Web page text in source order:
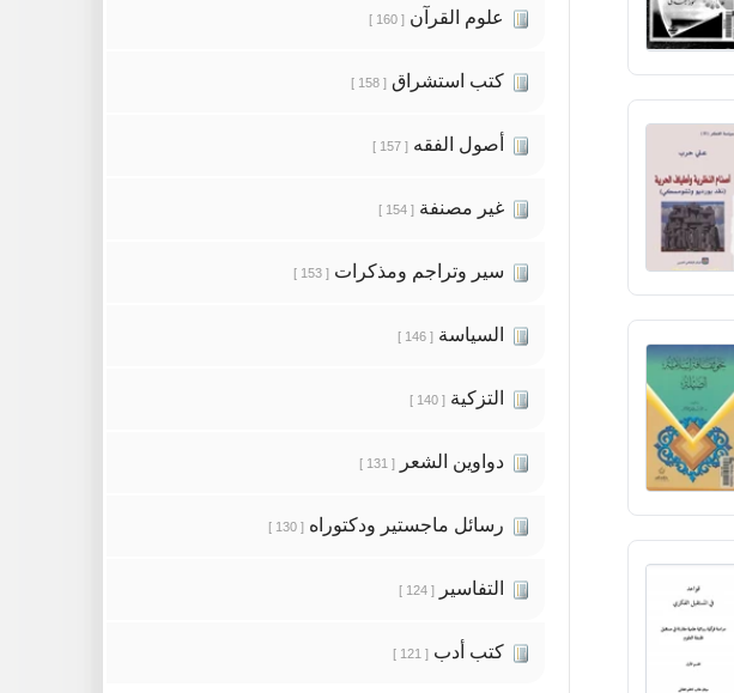
علوم القرآن [ 160 ]
كتب استشراق [ 158 ]
أصول الفقه [ 157 ]
غير مصنفة [ 154 ]
سير وتراجم ومذكرات [ 153 ]
السياسة [ 146 ]
التزكية [ 140 ]
دواوين الشعر [ 131 ]
رسائل ماجستير ودكتوراه [ 130 ]
التفاسير [ 124 ]
كتب أدب [ 121 ]